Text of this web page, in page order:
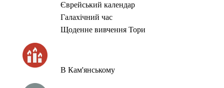
Єврейський календар
Галахічний час
Щоденне вивчення Тори
В Кам'янському